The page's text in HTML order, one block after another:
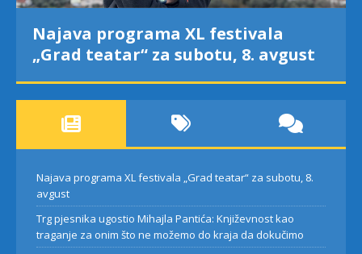
Najava programa XL festivala
„Grad teatar“ za subotu, 8. avgust
Najava programa XL festivala „Grad teatar“ za subotu, 8.
avgust
Trg pjesnika ugostio Mihajla Pantića: Književnost kao
traganje za onim što ne možemo do kraja da dokučimo